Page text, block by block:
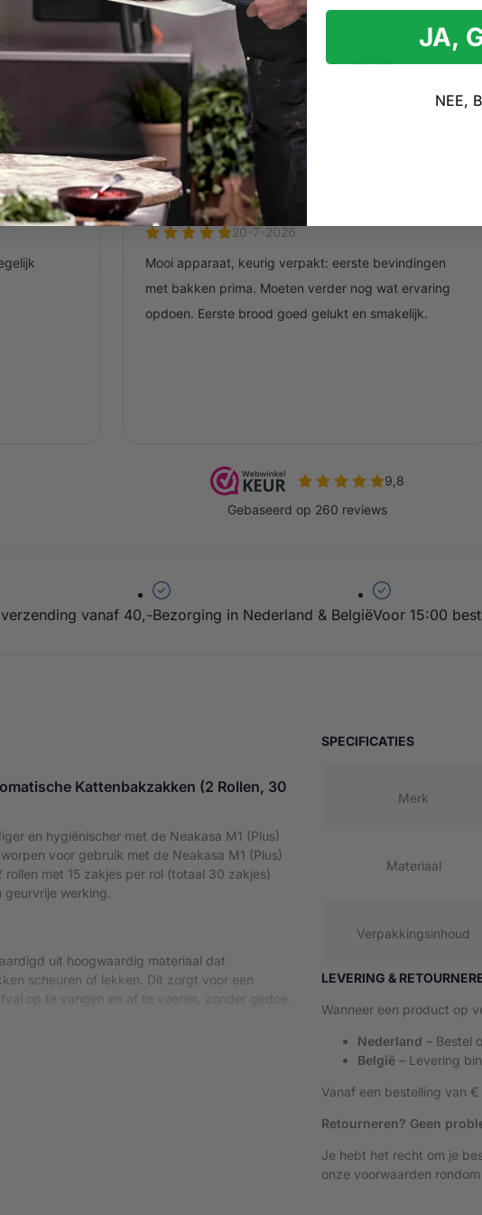
Neakasa – Opstapkruk met
Actieve geurverwijdering
Universeel & fluisterstil
Onderhoudsvriendelijk & duurzaam
vanaf 40,-Bezorging in Nederland & BelgiëVoor 15:00
M1 (Plus) Kattenbakzakken – 2 Rollen
Kattenbakzakken (2 Rollen, 30
en hygiënischer met de Neakasa M1 (Plus)
voor gebruik met de Neakasa M1 (Plus)
met 15 zakjes per rol (totaal 30 zakjes)
geurvrije werking.
uit hoogwaardig materiaal dat
scheuren of lekken. Dit zorgt voor een
op te vangen en af te voeren, zonder gedoe.
geurtjes ontsnappen, waardoor je handen
SPECIFICATIESVAN
Merk
Materiaal
Verpakkingsinhoud
LEVERING &
Wanneer een product op
Nederland – Bestel
België – Levering
Vanaf een bestelling van
Retourneren? Geen
Je hebt het recht om je
onze voorwaarden
JA,
NEE,